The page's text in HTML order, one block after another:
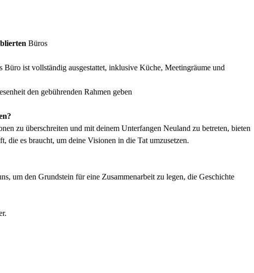
Büros
ist vollständig ausgestattet, inklusive Küche, Meetingräume und
den gebührenden Rahmen geben
zu überschreiten und mit deinem Unterfangen Neuland zu betreten, bieten
die es braucht, um deine Visionen in die Tat umzusetzen.
um den Grundstein für eine Zusammenarbeit zu legen, die Geschichte